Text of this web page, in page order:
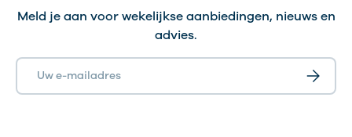
Meld je aan voor wekelijkse aanbiedingen, nieuws en
advies.
E-mailadres